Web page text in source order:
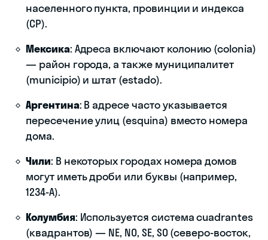
населенного пункта, провинции и индекса
(CP).
Мексика: Адреса включают колонию (colonia)
— район города, а также муниципалитет
(municipio) и штат (estado).
Аргентина: В адресе часто указывается
пересечение улиц (esquina) вместо номера
дома.
Чили: В некоторых городах номера домов
могут иметь дроби или буквы (например,
1234-A).
Колумбия: Используется система cuadrantes
(квадрантов) — NE, NO, SE, SO (северо-восток,